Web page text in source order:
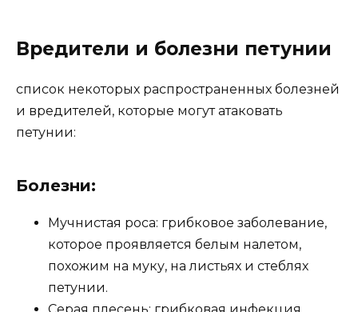
Вредители и болезни петунии
список некоторых распространенных болезней
и вредителей, которые могут атаковать
петунии:
Болезни:
Мучнистая роса: грибковое заболевание,
которое проявляется белым налетом,
похожим на муку, на листьях и стеблях
петунии.